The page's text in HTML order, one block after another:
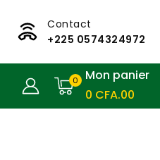
Contact
+225 0574324972
0
Mon panier
0 CFA.00